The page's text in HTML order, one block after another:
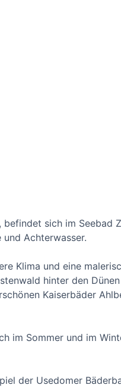
sich im Seebad
Achterwasser.
Klima und eine
hinter den
Kaiserbäder
im Sommer und im
der Usedomer